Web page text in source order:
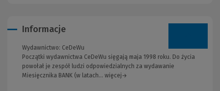
Informacje
Wydawnictwo: CeDeWu
Początki wydawnictwa CeDeWu sięgają maja 1998 roku. Do życia
powołał je zespół ludzi odpowiedzialnych za wydawanie
Miesięcznika BANK (w latach... więcej→